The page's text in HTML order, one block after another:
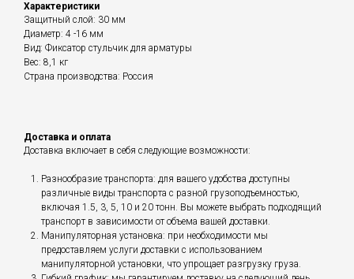
Характеристики
Защитный слой: 30 мм
Диаметр: 4 -16 мм
Вид: Фиксатор стульчик для арматуры
Вес: 8,1 кг
Страна производства: Россия
Доставка и оплата
Доставка включает в себя следующие возможности:
Разнообразие транспорта: для вашего удобства доступны
различные виды транспорта с разной грузоподъемностью,
включая 1.5, 3, 5, 10 и 20 тонн. Вы можете выбрать подходящий
транспорт в зависимости от объема вашей доставки.
Манипуляторная установка: при необходимости мы
предоставляем услуги доставки с использованием
манипуляторной установки, что упрощает разгрузку груза.